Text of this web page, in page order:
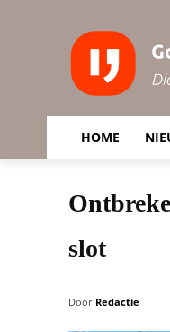
HOME
slot
Door Redactie